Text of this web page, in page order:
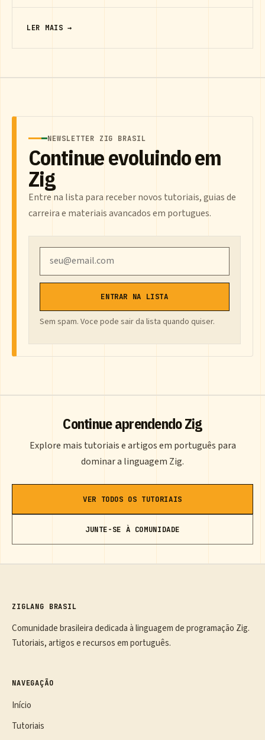
LER MAIS →
NEWSLETTER ZIG BRASIL
Continue evoluindo em
Zig
Entre na lista para receber novos tutoriais, guias de
carreira e materiais avancados em portugues.
ENTRAR NA LISTA
Sem spam. Voce pode sair da lista quando quiser.
Continue aprendendo Zig
Explore mais tutoriais e artigos em português para
dominar a linguagem Zig.
VER TODOS OS TUTORIAIS
JUNTE-SE À COMUNIDADE
ZIGLANG BRASIL
Comunidade brasileira dedicada à linguagem de programação Zig.
Tutoriais, artigos e recursos em português.
NAVEGAÇÃO
Início
Tutoriais